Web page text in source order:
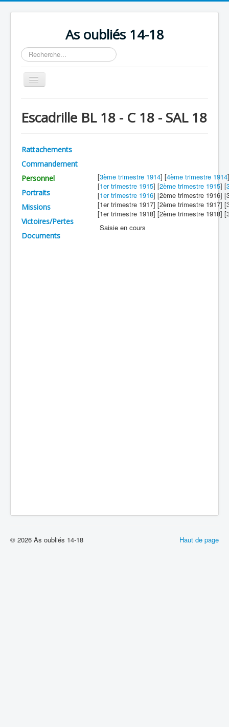
As oubliés 14-18
Rechercher
Basculer
la
Chronologie
Avions
Personnels
Formation
Doctrines
Escadrille BL 18 - C 18 - SAL 18
Rattachements
Commandement
Personnel
Portraits
Missions
Victoires/Pertes
Documents
[3ème trimestre 1914] [4ème trimestre 1914]
[1er trimestre 1915] [2ème trimestre 1915] [
[1er trimestre 1916] [2ème trimestre 1916]
[1er trimestre 1917] [2ème trimestre 1917]
[1er trimestre 1918] [2ème trimestre 1918]
Saisie en cours
Haut de page
© 2026 As oubliés 14-18